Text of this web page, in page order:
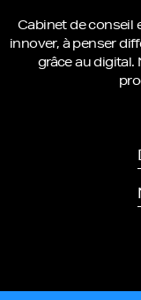
Cabinet de conseil
innover, à penser
grâce au digital.